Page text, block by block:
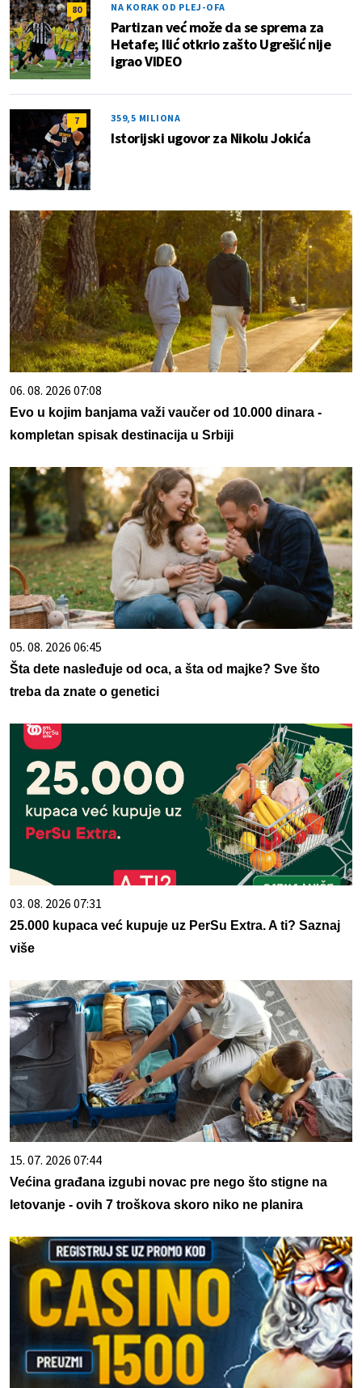
80 NA KORAK OD PLEJ-OFA
Partizan već može da se sprema za
Hetafe; Ilić otkrio zašto Ugrešić nije
igrao VIDEO
7 359,5 MILIONA
Istorijski ugovor za Nikolu Jokića
06. 08. 2026 07:08
Evo u kojim banjama važi vaučer od 10.000 dinara -
kompletan spisak destinacija u Srbiji
05. 08. 2026 06:45
Šta dete nasleđuje od oca, a šta od majke? Sve što
treba da znate o genetici
03. 08. 2026 07:31
25.000 kupaca već kupuje uz PerSu Extra. A ti? Saznaj
više
15. 07. 2026 07:44
Većina građana izgubi novac pre nego što stigne na
letovanje - ovih 7 troškova skoro niko ne planira